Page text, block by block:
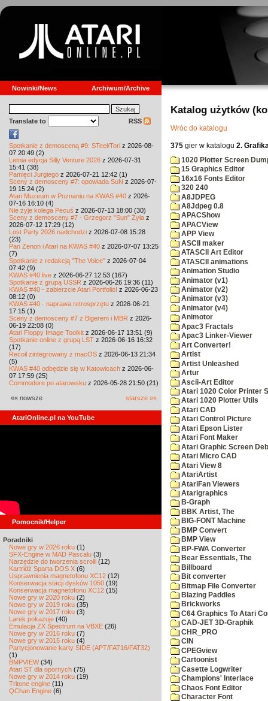
Nowinki/News Archiwum/Archive
Translate to RSS
Spotkanie z demosceną #9: STeel/Tori z 2026-08-
07 20:49 (2)
Letnia edycja Silly Venture 2026 z 2026-07-31
15:41 (38)
Pamięci Jurgiego z 2026-07-21 12:42 (1)
Sceny z demosceny #7: opowiada SuN z 2026-07-
19 15:24 (2)
Atari Muzeum w Poznaniu na KWAS #40 z 2026-
07-16 16:10 (4)
Nie żyje kolega Pecuś z 2026-07-13 18:00 (30)
Sceny z demosceny #7 - Grzegorz "Sun" Żyła z
2026-07-12 17:29 (12)
Lost Party 2026 nadchodzi z 2026-07-08 15:28
(23)
Pan Zenon i Atari na KWAS #40 z 2026-07-07 13:25
(7)
Spotkanie z redakcją "The Voice" z 2026-07-04
07:42 (9)
KWAS #40 live z 2026-06-27 12:53 (167)
Spotkanie z grupą USSR z 2026-06-26 19:36 (11)
KWAS #40 - zabierzcie Atari Portfolio! z 2026-06-23
08:12 (0)
KWAS #40 - naprawa retrosprzętu z 2026-06-21
17:15 (1)
Sceny z demosceny #7 z Bigerem i MBR z 2026-
06-19 22:08 (0)
Atari Floppy Image Toolkit z 2026-06-17 13:51 (9)
Spotkanie online z grupą LST z 2026-06-16 16:32
(17)
Recoil zintegrowany z macOS z 2026-06-13 21:34
(5)
KWAS #40 odbędzie się w Katowicach z 2026-06-
07 17:59 (25)
Commodore po atarowsku z 2026-05-28 21:50 (21)
«« nowsze starsze »»
AtariOnline.pl na YouTube
Pomocnik/Helper
Poradniki
Nowe gry w 2026 roku (1)
SFX-Engine w MAD Pascalu (3)
Narzędzie do tworzenia scrolli (12)
Kartridż Sparta DOS X (6)
Usprawnienia magnetofonu XC12 (12)
Konserwacja stacji dysków 1050 (19)
Konserwacja magnetofonu XC12 (15)
Nowe gry w 2020 roku (2)
Nowe gry w 2019 roku (35)
Nowe gry w 2017 roku (3)
Larek pokazuje (40)
Emulacja ZX Spectrum na VBXE (26)
Nowe gry w 2016 roku (7)
Nowe gry w 2015 roku (4)
Partycjonowanie karty SIDE (APT/FAT16/FAT32)
(1)
BMPVIEW(34)
Atari ST dla opornych (75)
Nowe gry w 2014 roku (19)
Tritone engine (11)
QChan Engine (6)
Katalog użytków
Wróc do katalogu
375 gier w katalogu 2.
1020 Plotter Screen
15 Graphics Editor
16x16 Fonts Editor
320 240
A8JDPEG
A8Jdpeg 0.8
APACShow
APACView
APP View
ASCII maker
ATASCII Art Editor
ATASCII animations
Animation Studio
Animator (v1)
Animator (v2)
Animator (v3)
Animator (v4)
Animotor
Apac3 Fractals
Apac3 Linker-Viewer
Art Converter!
Artist
Artist Unleashed
Artur
Ascii-Art Editor
Atari 1020 Color Printer
Atari 1020 Plotter Utils
Atari CAD
Atari Control Picture
Atari Epson Lister
Atari Font Maker
Atari Graphic Screen
Atari Micro CAD
Atari View 8
AtariArtist
AtariFan Viewers
Atarigraphics
B-Graph
BBK Artist, The
BIG-FONT Machine
BMP Convert
BMP View
BP-FWA Converter
Bear Essentials, The
Billboard
Bit converter
Bitmap File Converter
Blazing Paddles
Brickworks
C64 Graphics To Atari
CAD-JET 3D-Graphik
CHR_PRO
CIN
CPEGview
Cartoonist
Casette Logwriter
Champions' Interlace
Chaos Font Editor
Character Font